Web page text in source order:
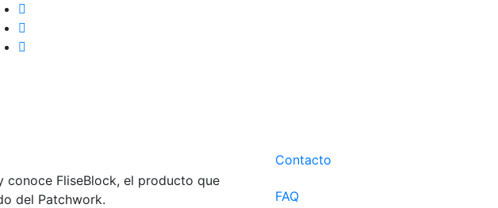
conoce FliseBlock, el producto que
del Patchwork.
Contacto
FAQ